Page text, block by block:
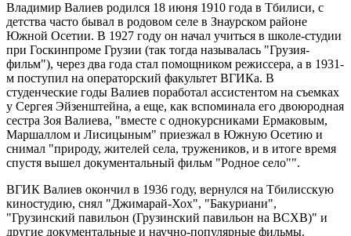
Владимир Валиев родился 18 июня 1910 года в Тбилиси, с
детства часто бывал в родовом селе в Знаурском районе
Южной Осетии. В 1927 году он начал учиться в школе-студии
при Госкинпроме Грузии (так тогда называлась "Грузия-
фильм"), через два года стал помощником режиссера, а в 1931-
м поступил на операторский факультет ВГИКа. В
студенческие годы Валиев поработал ассистентом на съемках
у Сергея Эйзенштейна, а еще, как вспоминала его двоюродная
сестра Зоя Валиева, "вместе с однокурсниками Ермаковым,
Маршаллом и Лисицыным" приезжал в Южную Осетию и
снимал "природу, жителей села, тружеников, и в итоге время
спустя вышел документальный фильм "Родное село"".
ВГИК Валиев окончил в 1936 году, вернулся на Тбилисскую
киностудию, снял "Джимарай-Хох", "Бакуриани",
"Грузинский павильон (Грузинский павильон на ВСХВ)" и
другие документальные и научно-популярные фильмы.